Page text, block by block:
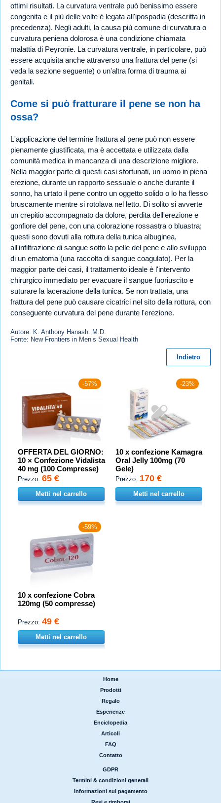
ottimi risultati. La curvatura ventrale può benissimo essere
congenita e il più delle volte è legata all'ipospadia (descritta in
precedenza). Negli adulti, la causa più comune di curvatura o
curvatura peniena dolorosa è una condizione chiamata
malattia di Peyronie. La curvatura ventrale, in particolare, può
essere acquisita anche attraverso una frattura del pene (si
veda la sezione seguente) o un'altra forma di trauma ai
genitali.
Come si può fratturare il pene se non ha
ossa?
L'applicazione del termine frattura al pene può non essere
pienamente giustificata, ma è accettata e utilizzata dalla
comunità medica in mancanza di una descrizione migliore.
Nella maggior parte di questi casi sfortunati, un uomo in piena
erezione, durante un rapporto sessuale o anche durante il
sonno, ha urtato il pene contro un oggetto solido o lo ha flesso
bruscamente mentre si rotolava nel letto. Di solito si avverte
un crepitio accompagnato da dolore, perdita dell'erezione e
gonfiore del pene, con una colorazione rossastra o bluastra;
questi sono dovuti alla rottura della tunica albuginea,
all'infiltrazione di sangue sotto la pelle del pene e allo sviluppo
di un ematoma (una raccolta di sangue coagulato). Per la
maggior parte dei casi, il trattamento ideale è l'intervento
chirurgico immediato per evacuare il sangue fuoriuscito e
suturare la lacerazione della tunica. Se non trattata, una
frattura del pene può causare cicatrici nel sito della rottura, con
conseguente curvatura del pene durante l'erezione.
Autore: K. Anthony Hanash. M.D.
Fonte: New Frontiers in Men’s Sexual Health
Indietro
-57%
OFFERTA DEL GIORNO:
10 × Confezione Vidalista
40 mg (100 Compresse)
Prezzo: 65 €
Metti nel carrello
-23%
10 x confezione Kamagra
Oral Jelly 100mg (70
Gele)
Prezzo: 170 €
Metti nel carrello
-59%
10 x confezione Cobra
120mg (50 compresse)
Prezzo: 49 €
Metti nel carrello
Home
Prodotti
Regalo
Esperienze
Enciclopedia
Articoli
FAQ
Contatto
GDPR
Termini & condizioni generali
Informazioni sul pagamento
Resi e rimborsi